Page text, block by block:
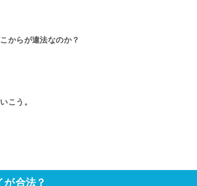
からが違法なのか？
こう。
合法？